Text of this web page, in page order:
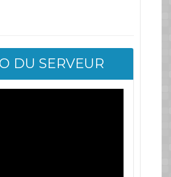
DU SERVEUR